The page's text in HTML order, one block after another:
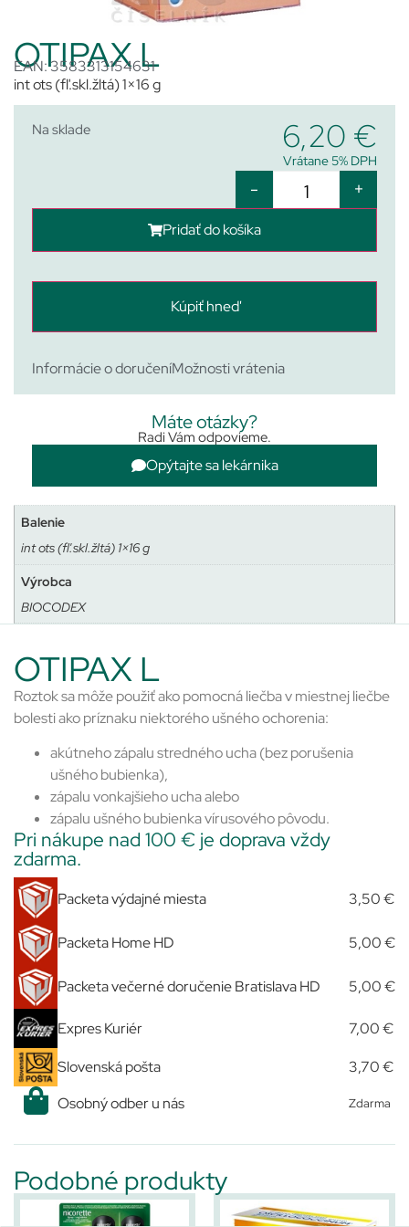
OTIPAX L
EAN: 3583313154631
int ots (fľ.skl.žltá) 1×16 g
Na sklade 6,20 €
Vrátane 5% DPH
- +
Pridať do košíka
Kúpiť hneď
Informácie o doručeníMožnosti vrátenia
Máte otázky?
Radi Vám odpovieme.
Opýtajte sa lekárnika
Balenie
int ots (fľ.skl.žltá) 1×16 g
Výrobca
BIOCODEX
OTIPAX L
Roztok sa môže použiť ako pomocná liečba v miestnej liečbe
bolesti ako príznaku niektorého ušného ochorenia:
akútneho zápalu stredného ucha (bez porušenia
ušného bubienka),
zápalu vonkajšieho ucha alebo
zápalu ušného bubienka vírusového pôvodu.
Pri nákupe nad 100 € je doprava vždy
zdarma.
Packeta výdajné miesta 3,50 €
Packeta Home HD 5,00 €
Packeta večerné doručenie Bratislava HD 5,00 €
Expres Kuriér 7,00 €
Slovenská pošta
3,70 €
Osobný odber u nás
Zdarma
Podobné produkty